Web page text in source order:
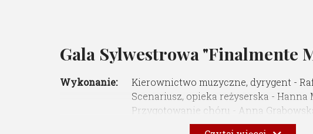
Gala Sylwestrowa "Finalmente
Wykonanie:
Kierownictwo muzyczne, dyrygent -
Scenariusz, opieka reżyserska - Hanna
Przygotowanie chóru - Anna
Autor plakatu - Piotr Olejarz